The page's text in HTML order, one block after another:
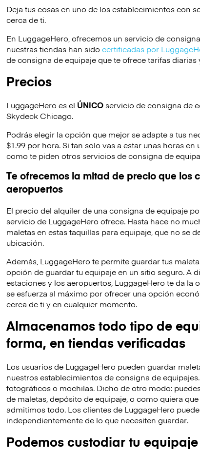
Deja tus cosas en uno de los establecimientos con
cerca de ti.
En LuggageHero, ofrecemos un servicio de
nuestras tiendas han sido certificadas por
de consigna de equipaje que te ofrece tarifas
Precios
LuggageHero es el ÚNICOservicio de consigna de
Skydeck Chicago.
Podrás elegir la opción que mejor se adapte a tus
$1.99 por hora. Si tan solo vas a estar unas horas
como te piden otros servicios de consigna de
Te ofrecemos la mitad de precio que los
aeropuertos
El precio del alquiler de una consigna de equipaje
servicio de LuggageHero ofrece. Hasta hace no
maletas en estas taquillas para equipaje, que no se
ubicación.
Además, LuggageHero te permite guardar tus
opción de guardar tu equipaje en un sitio seguro. A
estaciones y los aeropuertos, LuggageHero te da
se esfuerza al máximo por ofrecer una opción
cerca de ti y en cualquier momento.
Almacenamos todo tipo de
forma, en tiendas verificadas
Los usuarios de LuggageHero pueden guardar
nuestros establecimientos de consigna de
fotográficos o mochilas. Dicho de otro modo:
de maletas, depósito de equipaje, o como quiera
admitimos todo. Los clientes de LuggageHero
independientemente de lo que necesiten guardar.
Podemos custodiar tu